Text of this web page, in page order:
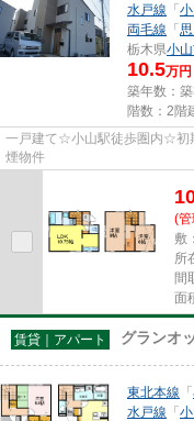
水戸線 「
両毛線 「思
栃木県小
10.5万円
築年数：
階数：2階
一戸建て☆小山駅徒歩圏内☆初
煙物件
(
敷
所
間
面
賃貸｜アパート グランオ
東北本線 「
水戸線 「